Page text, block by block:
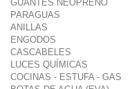
GUANTES NEOPRENO
PARAGUAS
ANILLAS
ENGODOS
CASCABELES
LUCES QUÍMICAS
COCINAS - ESTUFA - GAS